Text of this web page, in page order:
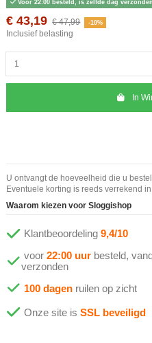
Voor 22:00 besteld, is zelfde dag
€ 43,19 € 47,99 -10%
Inclusief belasting
In
U ontvangt de hoeveelheid die u
Eventuele korting is reeds verrekend in
Waarom kiezen voor Sloggishop
Klantbeoordeling 9,4/10
voor 22:00 uur besteld,
verzonden
100 dagen ruilen op zicht
Onze site is SSL beveiligd